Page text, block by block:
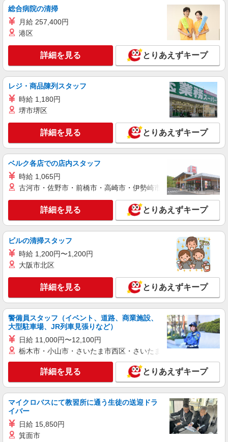
キープ 詳細を見る
株式会社パソナ・神戸/OKW6001136414
営業事務/一般事務/OA事務
月給208400円 ★交通費規定に基づき交通費支
給
キープ 詳細を見る
派遣社員
株式会社パソナ・神戸/OKW600114543301
一般事務/データ入力/経理
月給212700円 ★交通費規定に基づき交通費支
給
兵庫県尼崎市（尼崎駅）
キープ 詳細を見る
派遣社員
株式会社パソナ・神戸/OKW6001169692
月給212700円 ★交通費規定に基づき交通費支
給
兵庫県尼崎市（尼崎駅）
キープ 詳細を見る
派遣社員
営業事務
時給1560円 月収例：250000円 ★交通費規定に
基づき交通費支給
兵庫県尼崎市（尼崎駅）
キープ 詳細を見る
総合病院の清掃
月給 257,400円
港区
詳細を見る とりあえずキープ
レジ・商品陳列スタッフ
時給 1,180円
堺市堺区
詳細を見る とりあえずキープ
ベルク各店での店内スタッフ
時給 1,065円
古河市・佐野市・前橋市・高崎市・伊勢崎市・太田市・館林市
詳細を見る とりあえずキープ
ビルの清掃スタッフ
時給 1,200円〜1,200円
大阪市北区
詳細を見る とりあえずキープ
警備員スタッフ（イベント、道路、商業施設、
大型駐車場、JR列車見張りなど）
日給 11,000円〜12,100円
栃木市・小山市・さいたま市西区・さいたま市岩槻区・久喜市・
詳細を見る とりあえずキープ
マイクロバスにて教習所に通う生徒の送迎ドラ
イバー
日給 15,850円
箕面市